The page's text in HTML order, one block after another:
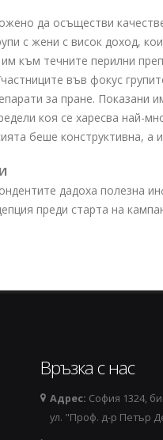
да осъществи
с жени с висок доход,
към течните перилни
във фокус
за пране. Показани
коя се харесва най-
беше конструктивна, а
дадоха полезна
преди старта на
preview.png
Връзка с нас
Адрес: София 1324,
ул. "Проф. д-р Петър